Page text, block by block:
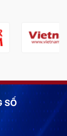
SỐ